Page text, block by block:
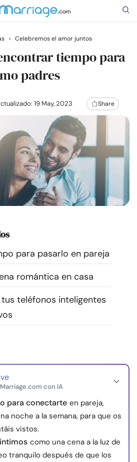
los derechos reservados.
› Celebremos el amor juntos
tiempo para
padres
19 May, 2023 Share
para pasarlo en pareja
romántica en casa
teléfonos inteligentes
con IA
para conectarte en pareja,
noche a la semana, para que os
vistos.
como una cena a la luz de
tranquilo después de que los